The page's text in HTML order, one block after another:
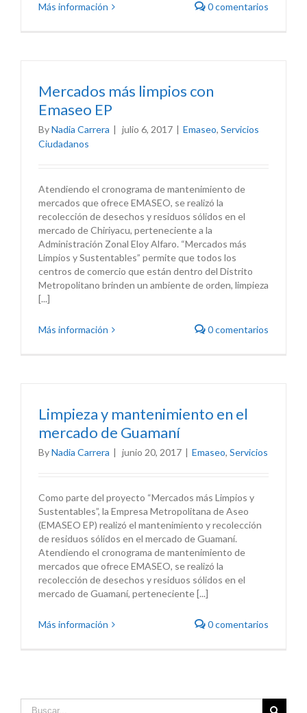
Más información 0 comentarios
Mercados más limpios con
Emaseo EP
ByNadia Carrera | julio 6, 2017 | Emaseo, Servicios
Ciudadanos
Atendiendo el cronograma de mantenimiento de
mercados que ofrece EMASEO, se realizó la
recolección de desechos y residuos sólidos en el
mercado de Chiriyacu, perteneciente a la
Administración Zonal Eloy Alfaro. “Mercados más
Limpios y Sustentables” permite que todos los
centros de comercio que están dentro del Distrito
Metropolitano brinden un ambiente de orden, limpieza
[...]
Más información 0 comentarios
Limpieza y mantenimiento en el
mercado de Guamaní
ByNadia Carrera | junio 20, 2017 | Emaseo, Servicios
Como parte del proyecto “Mercados más Limpios y
Sustentables”, la Empresa Metropolitana de Aseo
(EMASEO EP) realizó el mantenimiento y recolección
de residuos sólidos en el mercado de Guamaní.
Atendiendo el cronograma de mantenimiento de
mercados que ofrece EMASEO, se realizó la
recolección de desechos y residuos sólidos en el
mercado de Guamaní, perteneciente [...]
Más información 0 comentarios